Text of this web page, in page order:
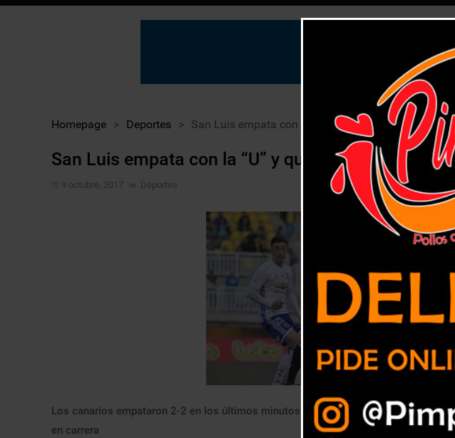
Homepage > Deportes > San Luis empata con la “U” y queda eliminado de
San Luis empata con la “U” y queda eliminado de
9 octubre, 2017 Deportes
Los canarios empataron 2-2 en los últimos minutos en el Estadio Nacional,
en carrera